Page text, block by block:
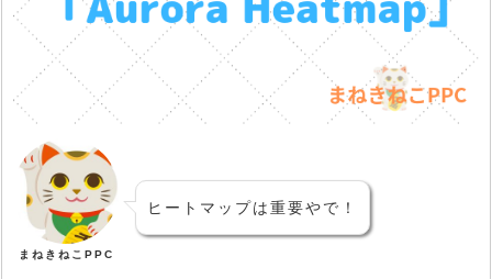
まねきねこPPC
ヒートマップは重要やで！